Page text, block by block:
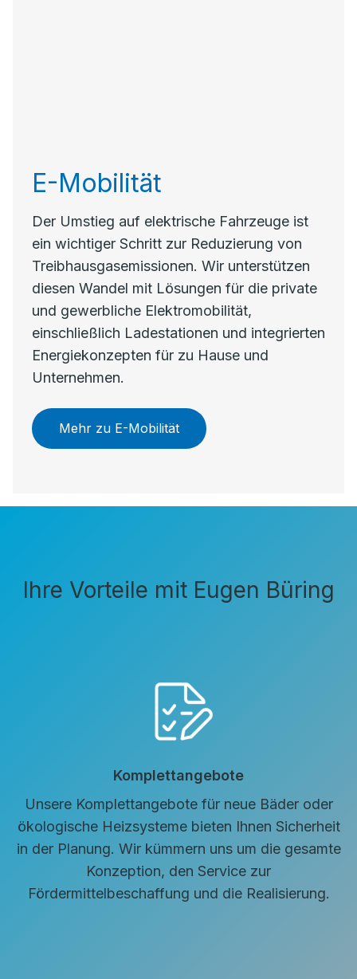
E-Mobilität
Der Umstieg auf elektrische Fahrzeuge ist
ein wichtiger Schritt zur Reduzierung von
Treibhausgasemissionen. Wir unterstützen
diesen Wandel mit Lösungen für die private
und gewerbliche Elektromobilität,
einschließlich Ladestationen und integrierten
Energiekonzepten für zu Hause und
Unternehmen.
Mehr zu E-Mobilität
Ihre Vorteile mit Eugen Büring
Komplettangebote
Unsere Komplettangebote für neue Bäder oder
ökologische Heizsysteme bieten Ihnen Sicherheit
in der Planung. Wir kümmern uns um die gesamte
Konzeption, den Service zur
Fördermittelbeschaffung und die Realisierung.